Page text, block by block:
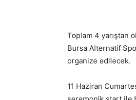
Toplam 4 yarıştan
Bursa Alternatif
organize edilecek.
11 Haziran